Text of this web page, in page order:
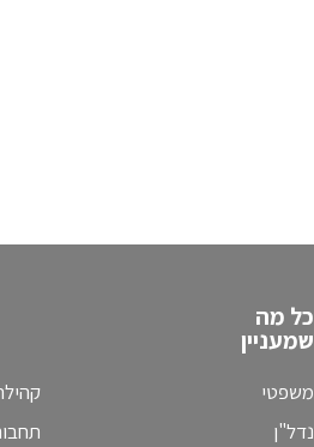
כל מה
שמעניין
משפטי
נדל"ן